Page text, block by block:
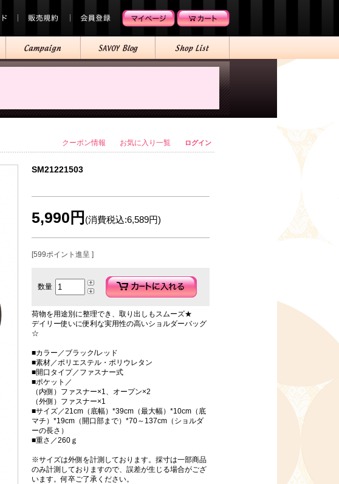
クーポン情報 お気に入り一覧 ログイン
SM21221503
荷物を用途別に整理でき、取り出しもスムーズ★
デイリー使いに便利な実用性の高いショルダーバッグ
☆
■カラー／ブラック/レッド
■素材／ポリエステル・ポリウレタン
■開口タイプ／ファスナー式
■ポケット／
（内側）ファスナー×1、オープン×2
（外側）ファスナー×1
■サイズ／21cm（底幅）*39cm（最大幅）*10cm（底
マチ）*19cm（開口部まで）*70～137cm（ショルダ
ーの長さ）
■重さ／260ｇ
※サイズは外側を計測しております。採寸は一部商品
のみ計測しておりますので、誤差が生じる場合がござ
います。何卒ご了承ください。
5,990円 (消費税込:6,589円)
[599ポイント進呈 ]
数量